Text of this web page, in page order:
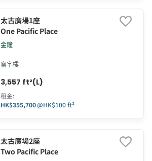
太古廣場1座
One Pacific Place
金鐘
寫字樓
3,557 ft²(L)
租金:
HK$355,700@HK$100 ft²
太古廣場2座
Two Pacific Place